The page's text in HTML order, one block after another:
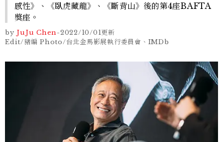
感性》、《臥虎藏龍》、《斷背山》後的第4座BAFTA
獎座。
by JuJu Chen-2022/10/01更新
Edit/豬編 Photo/台北金馬影展執行委員會、IMDb